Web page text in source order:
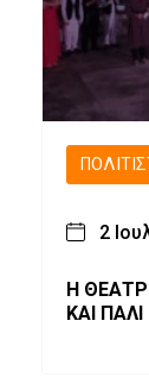
2
Η
ΚΑΙ